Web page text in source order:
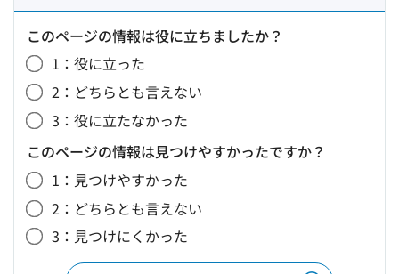
このページの情報は役に立ちましたか？
1：役に立った
2：どちらとも言えない
3：役に立たなかった
このページの情報は見つけやすかったですか？
1：見つけやすかった
2：どちらとも言えない
3：見つけにくかった